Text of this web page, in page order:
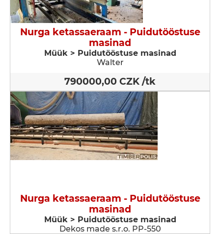
Nurga ketassaeraam - Puidutööstuse
masinad
Müük > Puidutööstuse masinad
Walter
790000,00 CZK /tk
Nurga ketassaeraam - Puidutööstuse
masinad
Müük > Puidutööstuse masinad
Dekos made s.r.o. PP-550